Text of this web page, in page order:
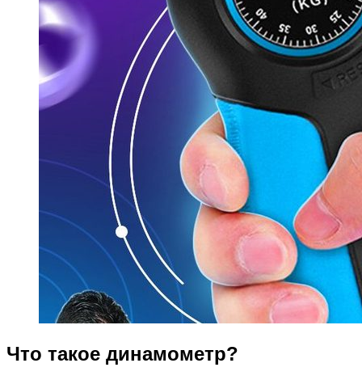
Что такое динамометр?